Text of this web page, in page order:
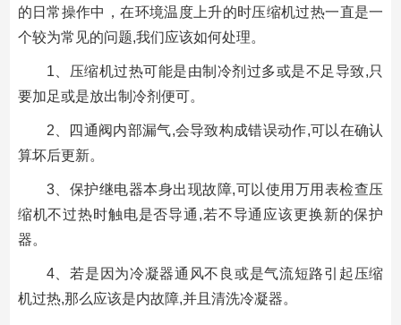
的日常操作中，在环境温度上升的时压缩机过热一直是一
个较为常见的问题,我们应该如何处理。
1、压缩机过热可能是由制冷剂过多或是不足导致,只
要加足或是放出制冷剂便可。
2、四通阀内部漏气,会导致构成错误动作,可以在确认
算坏后更新。
3、保护继电器本身出现故障,可以使用万用表检查压
缩机不过热时触电是否导通,若不导通应该更换新的保护
器。
4、若是因为冷凝器通风不良或是气流短路引起压缩
机过热,那么应该是内故障,并且清洗冷凝器。